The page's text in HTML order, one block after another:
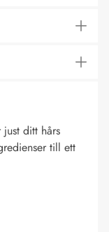
ditt hårs
till ett